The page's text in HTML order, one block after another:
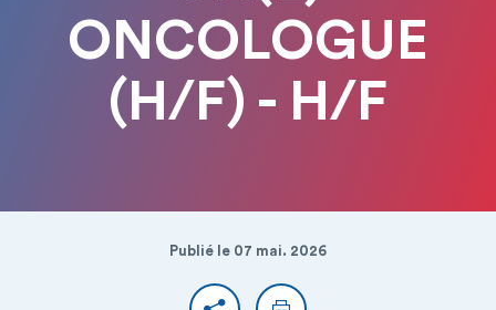
ONCOLOGUE
(H/F) - H/F
Publié le 07 mai. 2026